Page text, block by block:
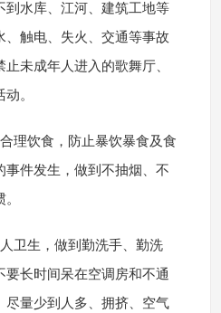
到水库、江河、建筑工地等
、触电、失火、交通等事故
未成年人进入的歌舞厅、
。
理饮食，防止暴饮暴食及食
事件发生，做到不抽烟、不
卫生，做到勤洗手、勤洗
要长时间呆在空调房和不通
尽量少到人多、拥挤、空气